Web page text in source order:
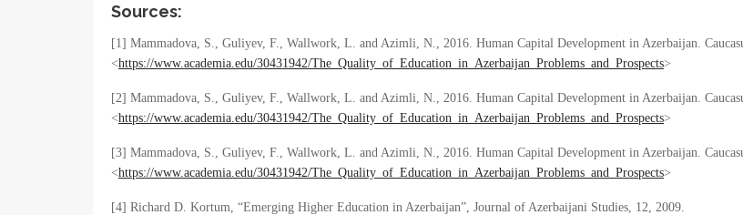
Sources:
[1] Mammadova, S., Guliyev, F., Wallwork, L. and Azimli, N., 2016. Human Capital Development in Azerbaijan.
<https://www.academia.edu/30431942/The_Quality_of_Education_in_Azerbaijan_Problems_and_Prospects>
[2] Mammadova, S., Guliyev, F., Wallwork, L. and Azimli, N., 2016. Human Capital Development in Azerbaijan.
<https://www.academia.edu/30431942/The_Quality_of_Education_in_Azerbaijan_Problems_and_Prospects>
[3] Mammadova, S., Guliyev, F., Wallwork, L. and Azimli, N., 2016. Human Capital Development in Azerbaijan.
<https://www.academia.edu/30431942/The_Quality_of_Education_in_Azerbaijan_Problems_and_Prospects>
[4] Richard D. Kortum, “Emerging Higher Education in Azerbaijan”, Journal of Azerbaijani Studies, 12, 2009.